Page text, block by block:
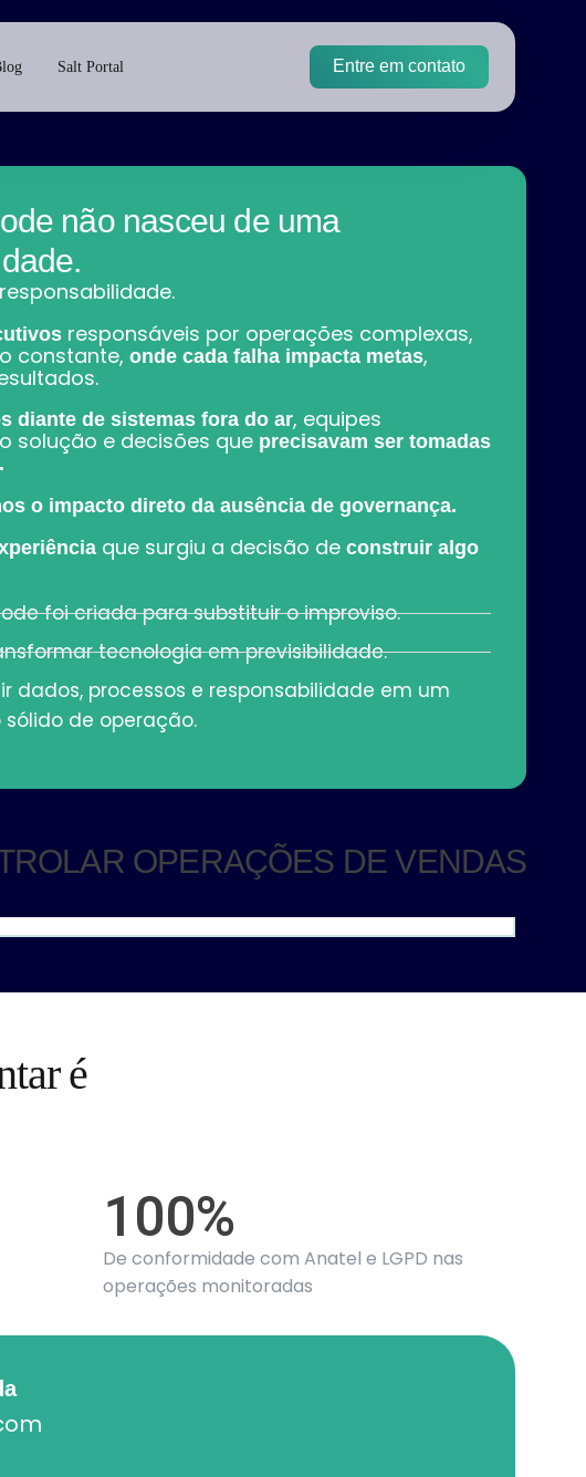
Salt Portal Entre em contato
não nasceu de uma
responsáveis por operações complexas,
constante, onde cada falha impacta metas,
diante de sistemas fora do ar, equipes
solução e decisões que precisavam ser tomadas
o impacto direto da ausência de governança.
que surgiu a decisão de construir algo
foi criada para substituir o improviso.
tecnologia em previsibilidade.
dados, processos e responsabilidade em um
de operação.
OPERAÇÕES DE VENDAS
é
100%
De conformidade com Anatel e LGPD nas
operações monitoradas